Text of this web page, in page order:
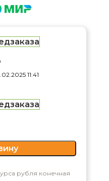
11:41
рубля конечная